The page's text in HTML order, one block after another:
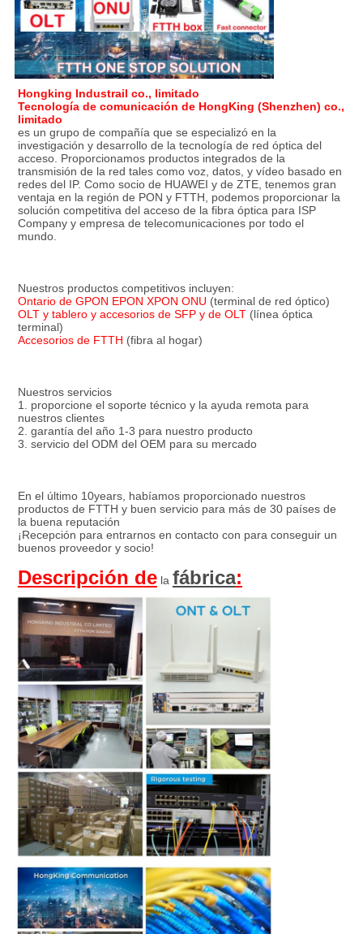
Hongking Industrail co., limitado
Tecnología de comunicación de HongKing (Shenzhen) co.,
limitado
es un grupo de compañía que se especializó en la
investigación y desarrollo de la tecnología de red óptica del
acceso. Proporcionamos productos integrados de la
transmisión de la red tales como voz, datos, y vídeo basado en
redes del IP. Como socio de HUAWEI y de ZTE, tenemos gran
ventaja en la región de PON y FTTH, podemos proporcionar la
solución competitiva del acceso de la fibra óptica para ISP
Company y empresa de telecomunicaciones por todo el
mundo.
Nuestros productos competitivos incluyen:
Ontario de GPON EPON XPON ONU (terminal de red óptico)
OLT y tablero y accesorios de SFP y de OLT (línea óptica
terminal)
Accesorios de FTTH (fibra al hogar)
Nuestros servicios
1. proporcione el soporte técnico y la ayuda remota para
nuestros clientes
2. garantía del año 1-3 para nuestro producto
3. servicio del ODM del OEM para su mercado
En el último 10years, habíamos proporcionado nuestros
productos de FTTH y buen servicio para más de 30 países de
la buena reputación
¡Recepción para entrarnos en contacto con para conseguir un
buenos proveedor y socio!
Descripción de la fábrica: